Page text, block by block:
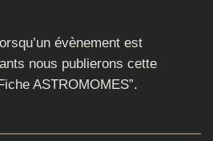
évènement est
nous publierons cette
ASTROMOMES”.